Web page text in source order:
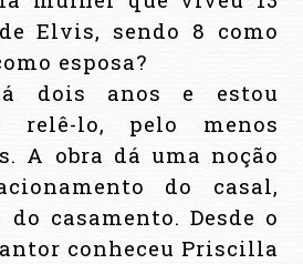
Elvis, sendo 8 como
esposa?
dois anos e estou
relê-lo, pelo menos
A obra dá uma noção
do casal,
casamento. Desde o
conheceu Priscilla